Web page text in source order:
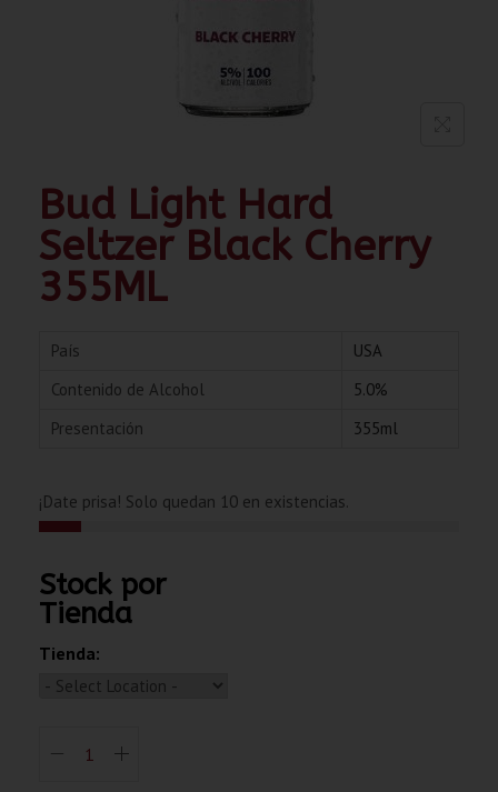
Bud Light Hard
Seltzer Black Cherry
355ML
País
USA
Contenido de Alcohol
5.0%
Presentación
355ml
¡Date prisa! Solo quedan 10 en existencias.
Stock por
Tienda
Tienda: